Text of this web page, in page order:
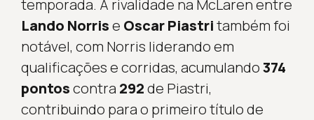
temporada. A rivalidade na McLaren entre
Lando Norrise Oscar Piastritambém foi
notável, com Norris liderando em
qualificações e corridas, acumulando374
pontoscontra 292de Piastri,
contribuindo para o primeiro título de